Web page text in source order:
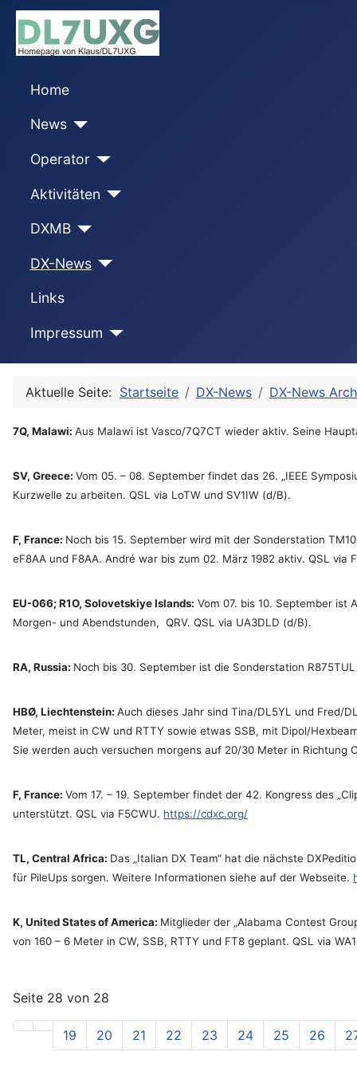
Home
News
Operator
Aktivitäten
DXMB
DX-News
Links
Impressum
Aktuelle Seite: Startseite DX-News DX-News
7Q, Malawi: Aus Malawi ist Vasco/7Q7CT wieder aktiv. Seine
SV, Greece: Vom 05. – 08. September findet das 26. „IEEE
Kurzwelle zu arbeiten. QSL via LoTW und SV1IW (d/B).
F, France: Noch bis 15. September wird mit der Sonderstation
eF8AA und F8AA. André war bis zum 02. März 1982 aktiv. QSL via
EU-066; R1O, Solovetskiye Islands: Vom 07. bis 10. September ist
Morgen- und Abendstunden, QRV. QSL via UA3DLD (d/B).
RA, Russia: Noch bis 30. September ist die Sonderstation
HBØ, Liechtenstein: Auch dieses Jahr sind Tina/DL5YL und Fred/
Meter, meist in CW und RTTY sowie etwas SSB, mit Dipol/
Sie werden auch versuchen morgens auf 20/30 Meter in Richtung
F, France: Vom 17. – 19. September findet der 42. Kongress des
unterstützt. QSL via F5CWU. https://cdxc.org/
TL, Central Africa: Das „Italian DX Team“ hat die nächste
für PileUps sorgen. Weitere Informationen siehe auf der Webseite.
K, United States of America: Mitglieder der „Alabama Contest
von 160 – 6 Meter in CW, SSB, RTTY und FT8 geplant. QSL via
Seite 28 von 28
19 20 21 22 23 24 25 26